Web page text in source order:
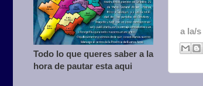
a la/s
Todo lo que queres saber a la
hora de pautar esta aqui